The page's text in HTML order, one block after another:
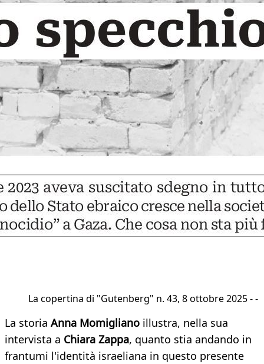
La copertina di "Gutenberg" n. 43, 8 ottobre 2025 - -
La storia Anna Momigliano illustra, nella sua
intervista a Chiara Zappa, quanto stia andando in
frantumi l'identità israeliana in questo presente